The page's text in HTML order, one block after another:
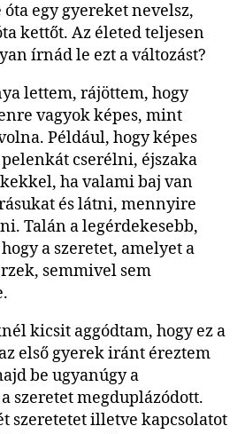
óta egy gyereket nevelsz,
kettőt. Az életed teljesen
írnád le ezt a változást?
lettem, rájöttem, hogy
vagyok képes, mint
Például, hogy képes
cserélni, éjszaka
ha valami baj van
és látni, mennyire
Talán a legérdekesebb,
a szeretet, amelyet a
semmivel sem
kicsit aggódtam, hogy ez a
első gyerek iránt éreztem
be ugyanúgy a
szeretet megduplázódott.
szeretetet illetve kapcsolatot